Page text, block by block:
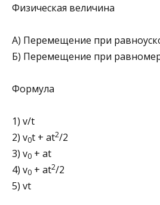
Физическая величина
А) Перемещение при
Б) Перемещение при
Формула
1) v/t
2) v0t + at2/2
3) v0 + at
4) v0 + at2/2
5) vt